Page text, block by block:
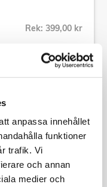
anpassa innehållet
funktioner
trafik. Vi
och annan
medier och
Rek: 399,00 kr